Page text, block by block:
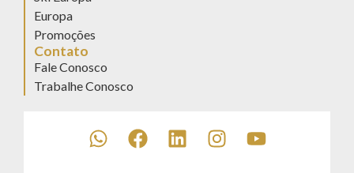
Europa
Promoções
Contato
Fale Conosco
Trabalhe Conosco